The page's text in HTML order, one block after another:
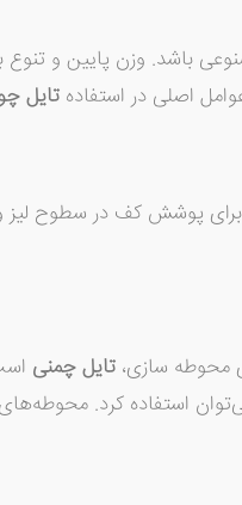
باشد. وزن پایین و تنوع
اصلی در استفاده تایل
برای پوشش کف در سطوح لیز
محوطه سازی، تایل چمنی
استفاده کرد.